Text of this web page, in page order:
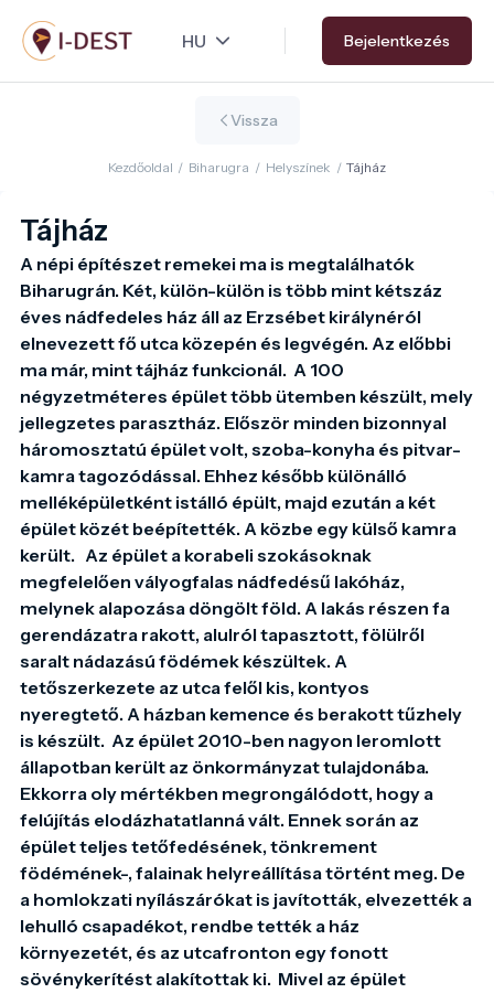
Ugrás
a
tartalomra
Bejelentkezés
Vissza
Kezdőoldal / Biharugra / Helyszínek / Tájház
Tájház
A népi építészet remekei ma is megtalálhatók
Biharugrán. Két, külön-külön is több mint kétszáz
éves nádfedeles ház áll az Erzsébet királynéról
elnevezett fő utca közepén és legvégén. Az előbbi
ma már, mint tájház funkcionál.  A 100
négyzetméteres épület több ütemben készült, mely
jellegzetes parasztház. Először minden bizonnyal
háromosztatú épület volt, szoba-konyha és pitvar-
kamra tagozódással. Ehhez később különálló
melléképületként istálló épült, majd ezután a két
épület közét beépítették. A közbe egy külső kamra
került.   Az épület a korabeli szokásoknak
megfelelően vályogfalas nádfedésű lakóház,
melynek alapozása döngölt föld. A lakás részen fa
gerendázatra rakott, alulról tapasztott, fölülről
saralt nádazású födémek készültek. A
tetőszerkezete az utca felől kis, kontyos
nyeregtető. A házban kemence és berakott tűzhely
is készült.  Az épület 2010-ben nagyon leromlott
állapotban került az önkormányzat tulajdonába.
Ekkorra oly mértékben megrongálódott, hogy a
felújítás elodázhatatlanná vált. Ennek során az
épület teljes tetőfedésének, tönkrement
födémének-, falainak helyreállítása történt meg. De
a homlokzati nyílászárókat is javították, elvezették a
lehulló csapadékot, rendbe tették a ház
környezetét, és az utcafronton egy fonott
sövénykerítést alakítottak ki.  Mivel az épület